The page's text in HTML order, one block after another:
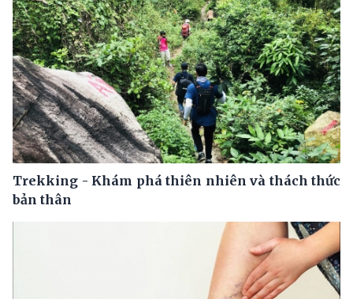
Trekking - Khám phá thiên nhiên và thách thức
bản thân